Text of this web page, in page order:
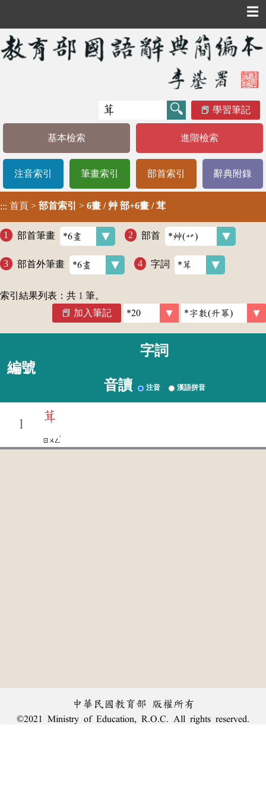
☰
學習筆記
基本檢索 進階檢索
注音索引 筆畫索引 部首索引 辭典附錄
::: 首頁 > 部首索引 > 6畫 / 艸 部+6畫 / 茸
部首筆畫 部首
部首外筆畫 字詞
索引結果列表：共 1 筆。
加入筆記
編號
字詞
音讀 注音 漢語拼音
1
茸
ㄖㄨㄥ
ˊ
中華民國教育部 版權所有
©2021 Ministry of Education, R.O.C. All rights reserved.